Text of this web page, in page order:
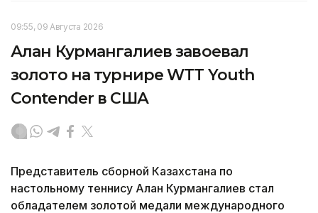
09:55, 09 Августа 2026
Алан Курмангалиев завоевал
золото на турнире WTT Youth
Contender в США
Представитель сборной Казахстана по
настольному теннису Алан Курмангалиев стал
обладателем золотой медали международного